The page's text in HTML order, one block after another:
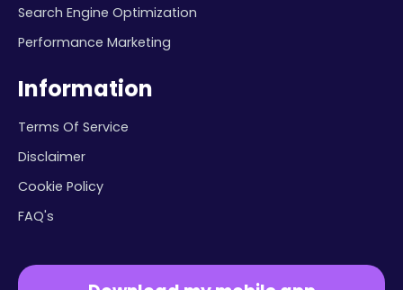
Search Engine Optimization
Performance Marketing
Information
Terms Of Service
Disclaimer
Cookie Policy
FAQ's